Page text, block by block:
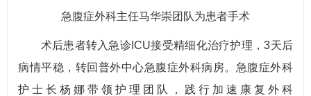
急腹症外科主任马华崇团队为患者手术
术后患者转入急诊ICU接受精细化治疗护理，3天后
病情平稳，转回普外中心急腹症外科病房。急腹症外科
护士长杨娜带领护理团队，践行加速康复外科